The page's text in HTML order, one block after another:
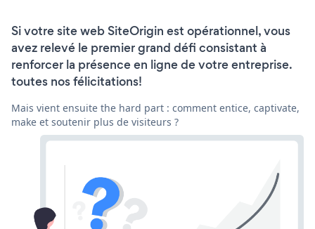
Si votre site web SiteOrigin est opérationnel, vous
avez relevé le premier grand défi consistant à
renforcer la présence en ligne de votre entreprise.
toutes nos félicitations!
Mais vient ensuite the hard part : comment entice, captivate,
make et soutenir plus de visiteurs ?